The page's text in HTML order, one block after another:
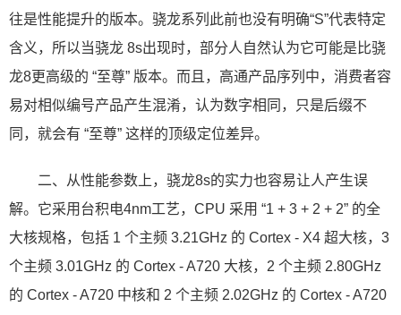
往是性能提升的版本。骁龙系列此前也没有明确“S”代表特定
含义，所以当骁龙 8s出现时，部分人自然认为它可能是比骁
龙8更高级的 “至尊” 版本。而且，高通产品序列中，消费者容
易对相似编号产品产生混淆，认为数字相同，只是后缀不
同，就会有 “至尊” 这样的顶级定位差异。
二、从性能参数上，骁龙8s的实力也容易让人产生误
解。它采用台积电4nm工艺，CPU 采用 “1 + 3 + 2 + 2” 的全
大核规格，包括 1 个主频 3.21GHz 的 Cortex - X4 超大核，3
个主频 3.01GHz 的 Cortex - A720 大核，2 个主频 2.80GHz
的 Cortex - A720 中核和 2 个主频 2.02GHz 的 Cortex - A720